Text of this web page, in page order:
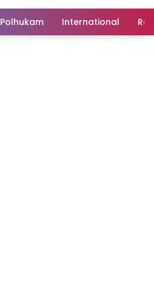
Polhukam International